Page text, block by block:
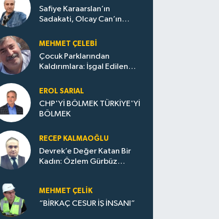
Safiye Karaarslan’ın
Sadakati, Olcay Can’ın
Zonguldak’ta Yeni Dönemi..
MEHMET ÇELEBI
Çocuk Parklarından
Kaldırımlara: İşgal Edilen
Evler Çöp Dolu
EROL SARIAL
CHP'Yİ BÖLMEK TÜRKİYE'Yİ
BÖLMEK
RECEP KALMAOĞLU
Devrek’e Değer Katan Bir
Kadın: Özlem Gürbüz
MEHMET ÇELIK
“BİRKAÇ CESUR İŞ İNSANI”